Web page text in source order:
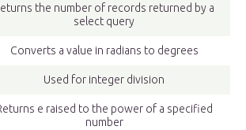
the number of records returned by a
select query
Converts a value in radians to degrees
Used for integer division
e raised to the power of a specified
number